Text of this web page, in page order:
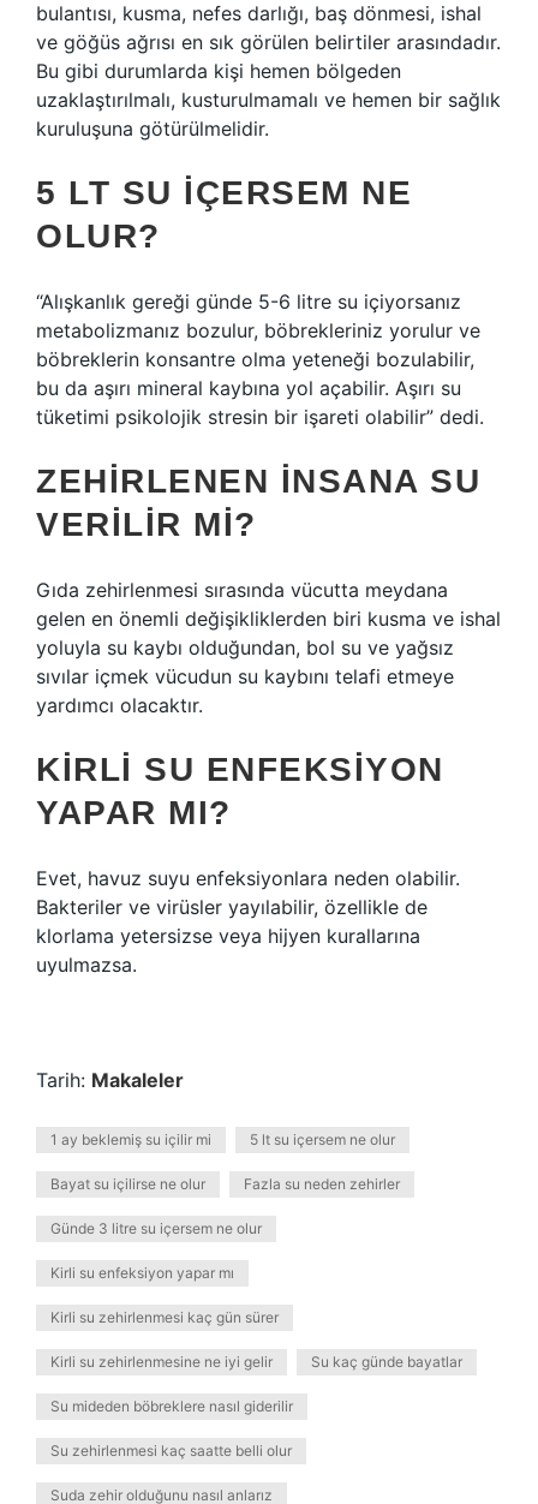
bulantısı, kusma, nefes darlığı, baş dönmesi, ishal
ve göğüs ağrısı en sık görülen belirtiler arasındadır.
Bu gibi durumlarda kişi hemen bölgeden
uzaklaştırılmalı, kusturulmamalı ve hemen bir sağlık
kuruluşuna götürülmelidir.
5 LT SU IÇERSEM NE
OLUR?
“Alışkanlık gereği günde 5-6 litre su içiyorsanız
metabolizmanız bozulur, böbrekleriniz yorulur ve
böbreklerin konsantre olma yeteneği bozulabilir,
bu da aşırı mineral kaybına yol açabilir. Aşırı su
tüketimi psikolojik stresin bir işareti olabilir” dedi.
ZEHIRLENEN INSANA SU
VERILIR MI?
Gıda zehirlenmesi sırasında vücutta meydana
gelen en önemli değişikliklerden biri kusma ve ishal
yoluyla su kaybı olduğundan, bol su ve yağsız
sıvılar içmek vücudun su kaybını telafi etmeye
yardımcı olacaktır.
KIRLI SU ENFEKSIYON
YAPAR MI?
Evet, havuz suyu enfeksiyonlara neden olabilir.
Bakteriler ve virüsler yayılabilir, özellikle de
klorlama yetersizse veya hijyen kurallarına
uyulmazsa.
Tarih: Makaleler
1 ay beklemiş su içilir mi 5 lt su içersem ne olur
Bayat su içilirse ne olur Fazla su neden zehirler
Günde 3 litre su içersem ne olur
Kirli su enfeksiyon yapar mı
Kirli su zehirlenmesi kaç gün sürer
Kirli su zehirlenmesine ne iyi gelir Su kaç günde bayatlar
Su mideden böbreklere nasıl giderilir
Su zehirlenmesi kaç saatte belli olur
Suda zehir olduğunu nasıl anlarız